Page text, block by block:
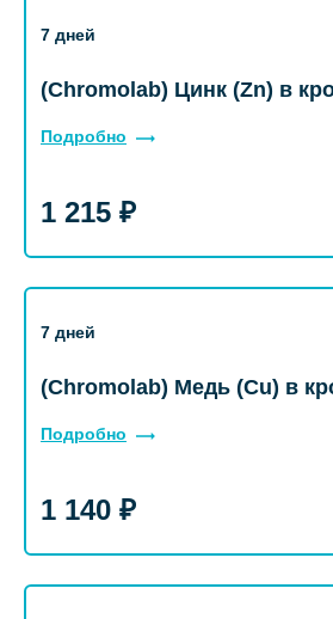
7 дней
(Chromolab) Цинк (Zn) в
Подробно
1 215 ₽
7 дней
(Chromolab) Медь (Cu) в
Подробно
1 140 ₽